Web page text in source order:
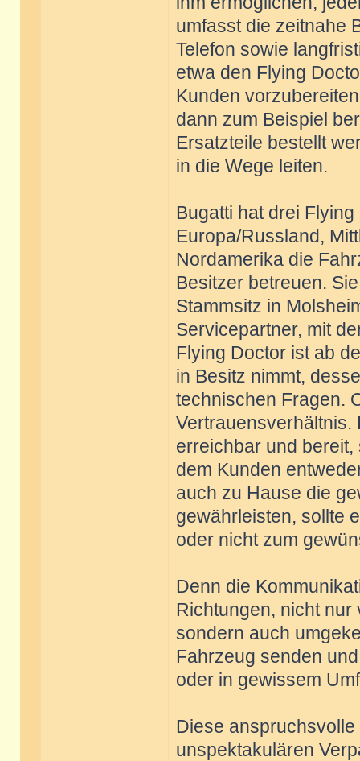
umfasst die zeitnahe
Telefon sowie
etwa den Flying
Kunden
dann zum Beispiel
Ersatzteile bestellt
in die Wege leiten.
Bugatti hat drei
Europa/Russland,
Nordamerika die
Besitzer betreuen.
Stammsitz in
Servicepartner, mit
Flying Doctor ist ab
in Besitz nimmt,
technischen Fragen.
Vertrauensverhältnis.
erreichbar und
dem Kunden
auch zu Hause die
gewährleisten, sollte
oder nicht zum
Denn die
Richtungen, nicht
sondern auch
Fahrzeug senden
oder in gewissem
Diese
unspektakulären